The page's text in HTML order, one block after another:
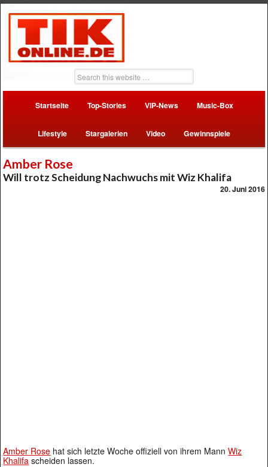
Startseite Top-Stories VIP-News Music-Box
Lifestyle Stargalerien Video Gewinnspiele
Amber Rose
Will trotz Scheidung Nachwuchs mit Wiz Khalifa
20. Juni 2016
Amber Rose hat sich letzte Woche offiziell von ihrem MannWiz
Khalifa scheiden lassen.